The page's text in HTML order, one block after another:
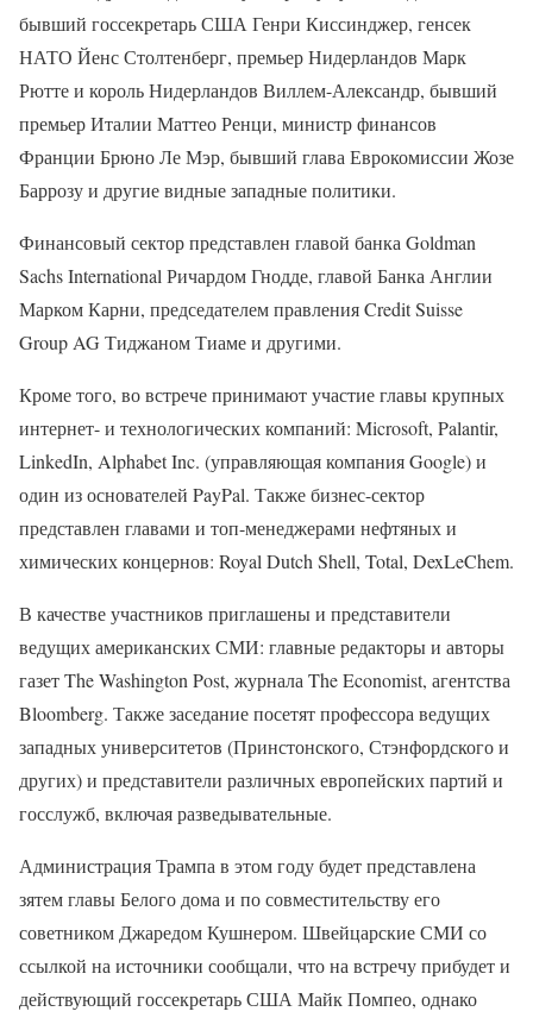
бывший госсекретарь США Генри Киссинджер, генсек
НАТО Йенс Столтенберг, премьер Нидерландов Марк
Рютте и король Нидерландов Виллем-Александр, бывший
премьер Италии Маттео Ренци, министр финансов
Франции Брюно Ле Мэр, бывший глава Еврокомиссии Жозе
Баррозу и другие видные западные политики.
Финансовый сектор представлен главой банка Goldman
Sachs International Ричардом Гнодде, главой Банка Англии
Марком Карни, председателем правления Credit Suisse
Group AG Тиджаном Тиаме и другими.
Кроме того, во встрече принимают участие главы крупных
интернет- и технологических компаний: Microsoft, Palantir,
LinkedIn, Alphabet Inc. (управляющая компания Google) и
один из основателей PayPal. Также бизнес-сектор
представлен главами и топ-менеджерами нефтяных и
химических концернов: Royal Dutch Shell, Total, DexLeChem.
В качестве участников приглашены и представители
ведущих американских СМИ: главные редакторы и авторы
газет The Washington Post, журнала The Economist, агентства
Bloomberg. Также заседание посетят профессора ведущих
западных университетов (Принстонского, Стэнфордского и
других) и представители различных европейских партий и
госслужб, включая разведывательные.
Администрация Трампа в этом году будет представлена
зятем главы Белого дома и по совместительству его
советником Джаредом Кушнером. Швейцарские СМИ со
ссылкой на источники сообщали, что на встречу прибудет и
действующий госсекретарь США Майк Помпео, однако